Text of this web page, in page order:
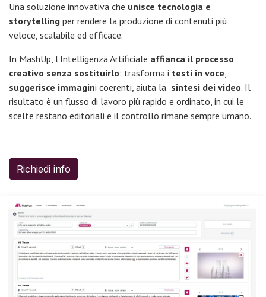
Una soluzione innovativa che unisce tecnologia e
storytelling per rendere la produzione di contenuti più
veloce, scalabile ed efficace.
In MashUp, l’Intelligenza Artificiale affianca il processo
creativo senza sostituirlo: trasforma i testi in voce,
suggerisce immagini coerenti, aiuta la sintesi dei video. Il
risultato è un flusso di lavoro più rapido e ordinato, in cui le
scelte restano editoriali e il controllo rimane sempre umano.
Richiedi info